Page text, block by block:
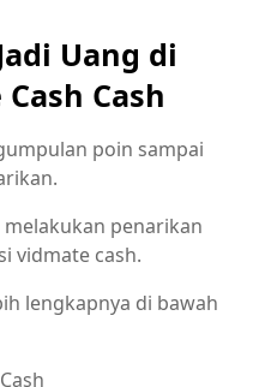
Uang di
Cash
poin sampai
penarikan
vidmate cash.
lengkapnya di bawah